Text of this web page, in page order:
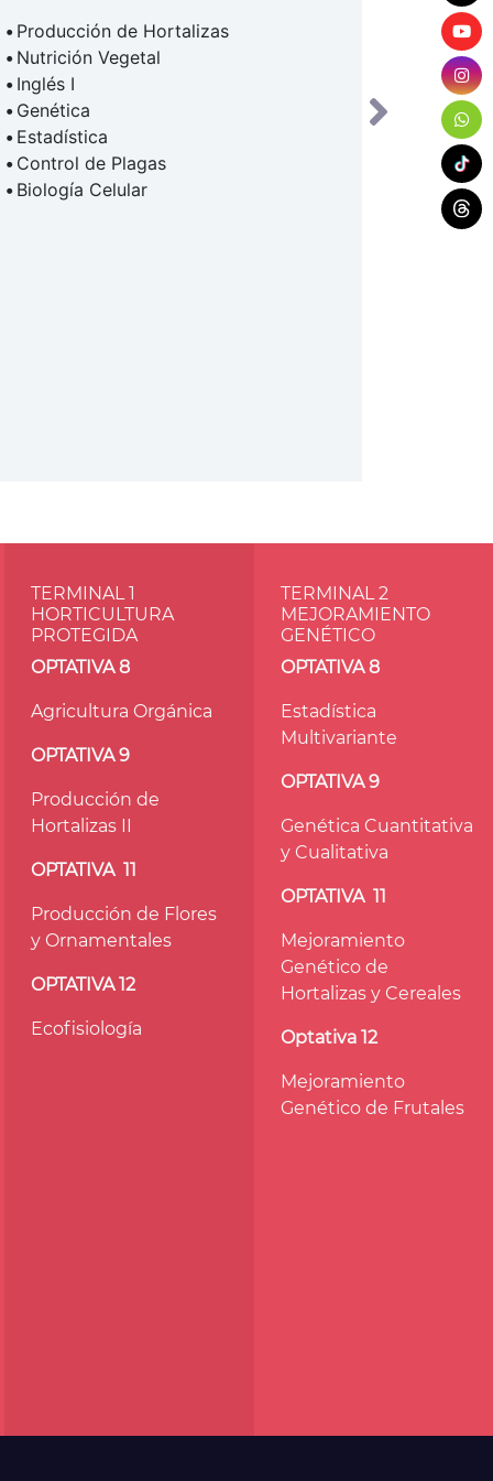
Producción de Hortalizas
Nutrición Vegetal
Inglés I
Genética
Estadística
Control de Plagas
Biología Celular
Inglés II
TERMINAL 1
HORTICULTURA
PROTEGIDA
OPTATIVA 8
Agricultura Orgánica
OPTATIVA 9
Producción de
Hortalizas II
OPTATIVA 11
Producción de Flores
y Ornamentales
OPTATIVA 12
Ecofisiología
TERMINAL 2
MEJORAMIENTO
GENÉTICO
OPTATIVA 8
Estadística
Multivariante
OPTATIVA 9
Genética Cuantitativa
y Cualitativa
OPTATIVA 11
Mejoramiento
Genético de
Hortalizas y Cereales
Optativa 12
Mejoramiento
Genético de Frutales